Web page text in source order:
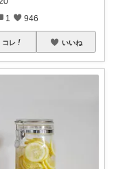
1 946
コレ いいね